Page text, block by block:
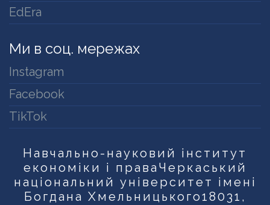
EdEra
Ми в соц. мережах
Instagram
Facebook
TikTok
Навчально-науковий інститут
економіки і права Черкаський
національний університет імені
Богдана Хмельницького18031,